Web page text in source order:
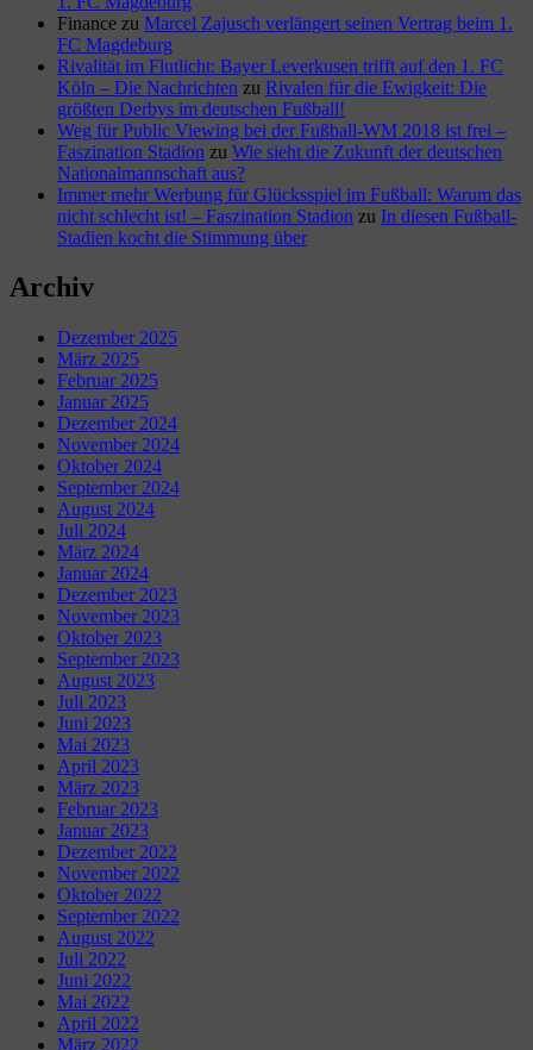
Finance zu Marcel Zajusch verlängert seinen Vertrag beim 1.
FC Magdeburg
Rivalität im Flutlicht: Bayer Leverkusen trifft auf den 1. FC
Köln – Die Nachrichten zu Rivalen für die Ewigkeit: Die
größten Derbys im deutschen Fußball!
Weg für Public Viewing bei der Fußball-WM 2018 ist frei –
Faszination Stadion zu Wie sieht die Zukunft der deutschen
Nationalmannschaft aus?
Immer mehr Werbung für Glücksspiel im Fußball: Warum das
nicht schlecht ist! – Faszination Stadion zu In diesen Fußball-
Stadien kocht die Stimmung über
Archiv
Dezember 2025
März 2025
Februar 2025
Januar 2025
Dezember 2024
November 2024
Oktober 2024
September 2024
August 2024
Juli 2024
März 2024
Januar 2024
Dezember 2023
November 2023
Oktober 2023
September 2023
August 2023
Juli 2023
Juni 2023
Mai 2023
April 2023
März 2023
Februar 2023
Januar 2023
Dezember 2022
November 2022
Oktober 2022
September 2022
August 2022
Juli 2022
Juni 2022
Mai 2022
April 2022
März 2022